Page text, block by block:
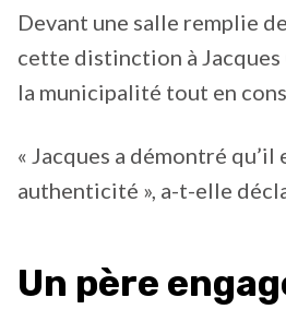
Devant une salle remplie
cette distinction à Jacques
la municipalité tout en
« Jacques a démontré
authenticité », a-t-elle
Un père